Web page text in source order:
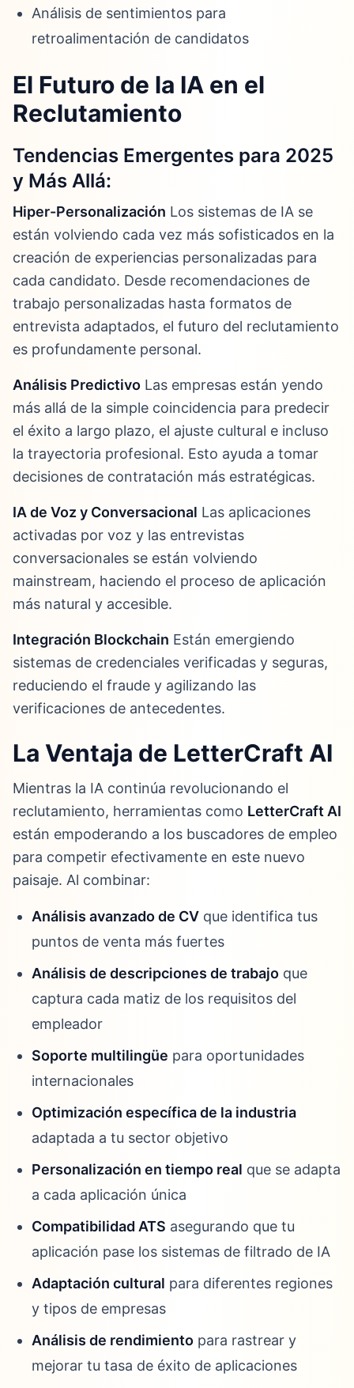
Análisis de sentimientos para
retroalimentación de candidatos
El Futuro de la IA en el
Reclutamiento
Tendencias Emergentes para 2025
y Más Allá:
Hiper-Personalización Los sistemas de IA se
están volviendo cada vez más sofisticados en la
creación de experiencias personalizadas para
cada candidato. Desde recomendaciones de
trabajo personalizadas hasta formatos de
entrevista adaptados, el futuro del reclutamiento
es profundamente personal.
Análisis Predictivo Las empresas están yendo
más allá de la simple coincidencia para predecir
el éxito a largo plazo, el ajuste cultural e incluso
la trayectoria profesional. Esto ayuda a tomar
decisiones de contratación más estratégicas.
IA de Voz y Conversacional Las aplicaciones
activadas por voz y las entrevistas
conversacionales se están volviendo
mainstream, haciendo el proceso de aplicación
más natural y accesible.
Integración Blockchain Están emergiendo
sistemas de credenciales verificadas y seguras,
reduciendo el fraude y agilizando las
verificaciones de antecedentes.
La Ventaja de LetterCraft AI
Mientras la IA continúa revolucionando el
reclutamiento, herramientas como LetterCraft AI
están empoderando a los buscadores de empleo
para competir efectivamente en este nuevo
paisaje. Al combinar:
Análisis avanzado de CV que identifica tus
puntos de venta más fuertes
Análisis de descripciones de trabajo que
captura cada matiz de los requisitos del
empleador
Soporte multilingüe para oportunidades
internacionales
Optimización específica de la industria
adaptada a tu sector objetivo
Personalización en tiempo real que se adapta
a cada aplicación única
Compatibilidad ATS asegurando que tu
aplicación pase los sistemas de filtrado de IA
Adaptación cultural para diferentes regiones
y tipos de empresas
Análisis de rendimiento para rastrear y
mejorar tu tasa de éxito de aplicaciones